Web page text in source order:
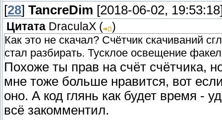
[28] TancreDim [2018-06-02,
Цитата DraculaX (
)
Как это не скачал? Счётчик скачиваний
стал разбирать. Тусклое освещение
Похоже ты прав на счёт счётчика,
мне тоже больше нравится, вот
оно. А код глянь как будет время -
всё закомментил.